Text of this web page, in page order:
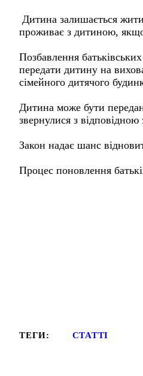
Дитина залишається
проживає з дитиною,
Позбавлення
передати дитину на
сімейного дитячого
Дитина може бути
звернулися з відповідною
Закон надає шанс
Процес поновлення
ТЕГИ: СТАТТІ